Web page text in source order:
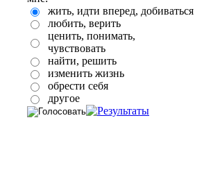
жить, идти вперед, добиваться
любить, верить
ценить, понимать,
чувствовать
найти, решить
изменить жизнь
обрести себя
другое